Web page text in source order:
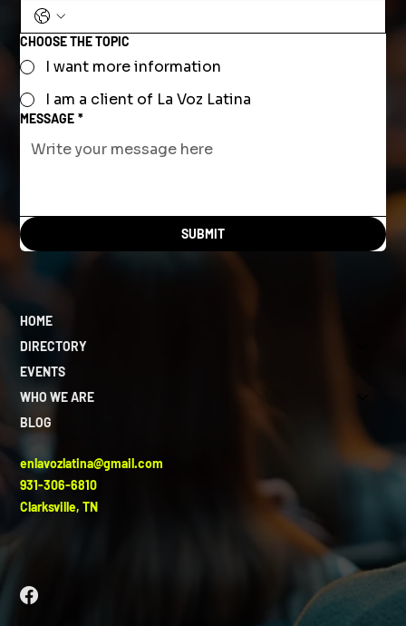
CHOOSE THE TOPIC
I want more information
I am a client of La Voz Latina
MESSAGE *
SUBMIT
HOME
DIRECTORY
EVENTS
WHO WE ARE
BLOG
enlavozlatina@gmail.com
931-306-6810
Clarksville, TN